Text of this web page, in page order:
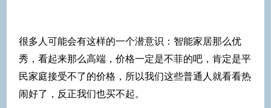
很多人可能会有这样的一个潜意识：智能家居那么优
秀，看起来那么高端，价格一定是不菲的吧，肯定是平
民家庭接受不了的价格，所以我们这些普通人就看看热
闹好了，反正我们也买不起。